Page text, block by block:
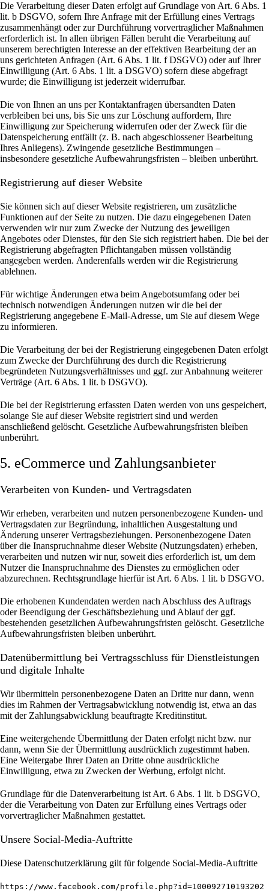
Die Verarbeitung dieser Daten erfolgt auf Grundlage von Art. 6 Abs. 1
lit. b DSGVO, sofern Ihre Anfrage mit der Erfüllung eines Vertrags
zusammenhängt oder zur Durchführung vorvertraglicher Maßnahmen
erforderlich ist. In allen übrigen Fällen beruht die Verarbeitung auf
unserem berechtigten Interesse an der effektiven Bearbeitung der an
uns gerichteten Anfragen (Art. 6 Abs. 1 lit. f DSGVO) oder auf Ihrer
Einwilligung (Art. 6 Abs. 1 lit. a DSGVO) sofern diese abgefragt
wurde; die Einwilligung ist jederzeit widerrufbar.
Die von Ihnen an uns per Kontaktanfragen übersandten Daten
verbleiben bei uns, bis Sie uns zur Löschung auffordern, Ihre
Einwilligung zur Speicherung widerrufen oder der Zweck für die
Datenspeicherung entfällt (z. B. nach abgeschlossener Bearbeitung
Ihres Anliegens). Zwingende gesetzliche Bestimmungen –
insbesondere gesetzliche Aufbewahrungsfristen – bleiben unberührt.
Registrierung auf dieser Website
Sie können sich auf dieser Website registrieren, um zusätzliche
Funktionen auf der Seite zu nutzen. Die dazu eingegebenen Daten
verwenden wir nur zum Zwecke der Nutzung des jeweiligen
Angebotes oder Dienstes, für den Sie sich registriert haben. Die bei der
Registrierung abgefragten Pflichtangaben müssen vollständig
angegeben werden. Anderenfalls werden wir die Registrierung
ablehnen.
Für wichtige Änderungen etwa beim Angebotsumfang oder bei
technisch notwendigen Änderungen nutzen wir die bei der
Registrierung angegebene E-Mail-Adresse, um Sie auf diesem Wege
zu informieren.
Die Verarbeitung der bei der Registrierung eingegebenen Daten erfolgt
zum Zwecke der Durchführung des durch die Registrierung
begründeten Nutzungsverhältnisses und ggf. zur Anbahnung weiterer
Verträge (Art. 6 Abs. 1 lit. b DSGVO).
Die bei der Registrierung erfassten Daten werden von uns gespeichert,
solange Sie auf dieser Website registriert sind und werden
anschließend gelöscht. Gesetzliche Aufbewahrungsfristen bleiben
unberührt.
5. eCommerce und Zahlungs­anbieter
Verarbeiten von Kunden- und Vertragsdaten
Wir erheben, verarbeiten und nutzen personenbezogene Kunden- und
Vertragsdaten zur Begründung, inhaltlichen Ausgestaltung und
Änderung unserer Vertragsbeziehungen. Personenbezogene Daten
über die Inanspruchnahme dieser Website (Nutzungsdaten) erheben,
verarbeiten und nutzen wir nur, soweit dies erforderlich ist, um dem
Nutzer die Inanspruchnahme des Dienstes zu ermöglichen oder
abzurechnen. Rechtsgrundlage hierfür ist Art. 6 Abs. 1 lit. b DSGVO.
Die erhobenen Kundendaten werden nach Abschluss des Auftrags
oder Beendigung der Geschäftsbeziehung und Ablauf der ggf.
bestehenden gesetzlichen Aufbewahrungsfristen gelöscht. Gesetzliche
Aufbewahrungsfristen bleiben unberührt.
Daten­übermittlung bei Vertragsschluss für Dienstleistungen
und digitale Inhalte
Wir übermitteln personenbezogene Daten an Dritte nur dann, wenn
dies im Rahmen der Vertragsabwicklung notwendig ist, etwa an das
mit der Zahlungsabwicklung beauftragte Kreditinstitut.
Eine weitergehende Übermittlung der Daten erfolgt nicht bzw. nur
dann, wenn Sie der Übermittlung ausdrücklich zugestimmt haben.
Eine Weitergabe Ihrer Daten an Dritte ohne ausdrückliche
Einwilligung, etwa zu Zwecken der Werbung, erfolgt nicht.
Grundlage für die Datenverarbeitung ist Art. 6 Abs. 1 lit. b DSGVO,
der die Verarbeitung von Daten zur Erfüllung eines Vertrags oder
vorvertraglicher Maßnahmen gestattet.
Unsere Social-Media-Auftritte
Diese Datenschutzerklärung gilt für folgende Social-Media-Auftritte
https://www.facebook.com/profile.php?id=100092710193202